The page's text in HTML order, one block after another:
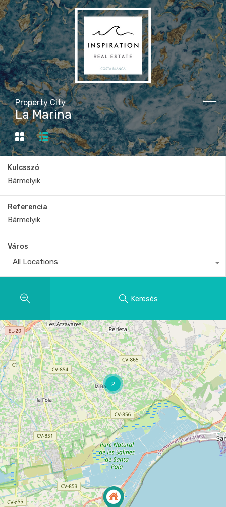
Property City
La Marina
Kulcsszó
Referencia
Város
All Locations
Keresés
2